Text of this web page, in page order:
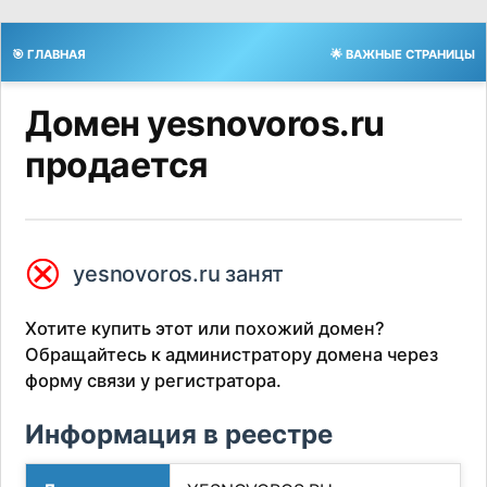
🎯 ГЛАВНАЯ 🌟 ВАЖНЫЕ СТРАНИЦЫ
Домен yesnovoros.ru
продается
⮿ yesnovoros.ru занят
Хотите купить этот или похожий домен?
Обращайтесь к администратору домена через
форму связи у регистратора.
Информация в реестре